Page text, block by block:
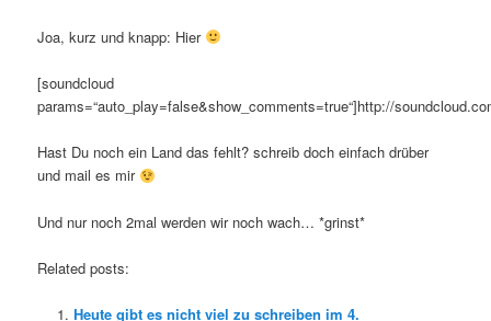
Joa, kurz und knapp: Hier
[soundcloud
params=“auto_play=false&show_comments=true“]http://
Hast Du noch ein Land das fehlt? schreib doch einfach drüber
und mail es mir
Und nur noch 2mal werden wir noch wach… *grinst*
Related posts:
Heute gibt es nicht viel zu schreiben im 4.